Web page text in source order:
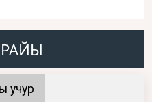
учур